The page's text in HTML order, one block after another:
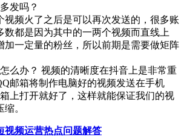
发吗？
视频火了之后是可以再次发送的，很多账
数都是因为其中的一两个视频而直线上
加一定量的粉丝，所以前期是需要做矩阵
么办？ 视频的清晰度在抖音上是非常重
邮箱将制作电脑好的视频发送在手机
箱上打开就好了，这样就能保证我们的视
。
视频运营热点问题解答